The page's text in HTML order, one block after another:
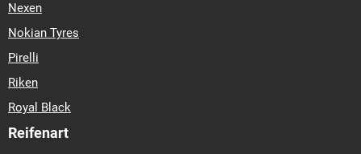
Nexen
Nokian Tyres
Pirelli
Riken
Royal Black
Reifenart